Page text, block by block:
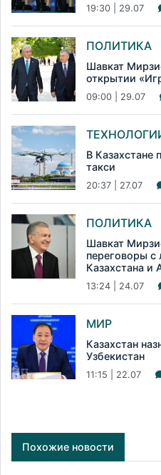
19:30 | 29.07
ПОЛИТИКА
Шавкат
открытии
09:00 | 29.07
В Казахстане
такси
20:37 | 27.07
ПОЛИТИКА
Шавкат
переговоры с
Казахстана и
13:24 | 24.07
МИР
Казахстан
Узбекистан
11:15 | 22.07
Похожие новости